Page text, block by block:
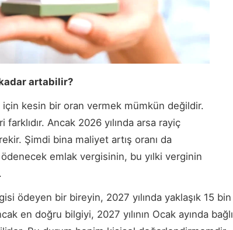
artabilir?
için kesin bir oran vermek mümkün değildir.
Ancak 2026 yılında arsa rayiç
Şimdi bina maliyet artış oranı da
emlak vergisinin, bu yılki verginin
ödeyen bir bireyin, 2027 yılında yaklaşık 15 bin
en doğru bilgiyi, 2027 yılının Ocak ayında bağlı